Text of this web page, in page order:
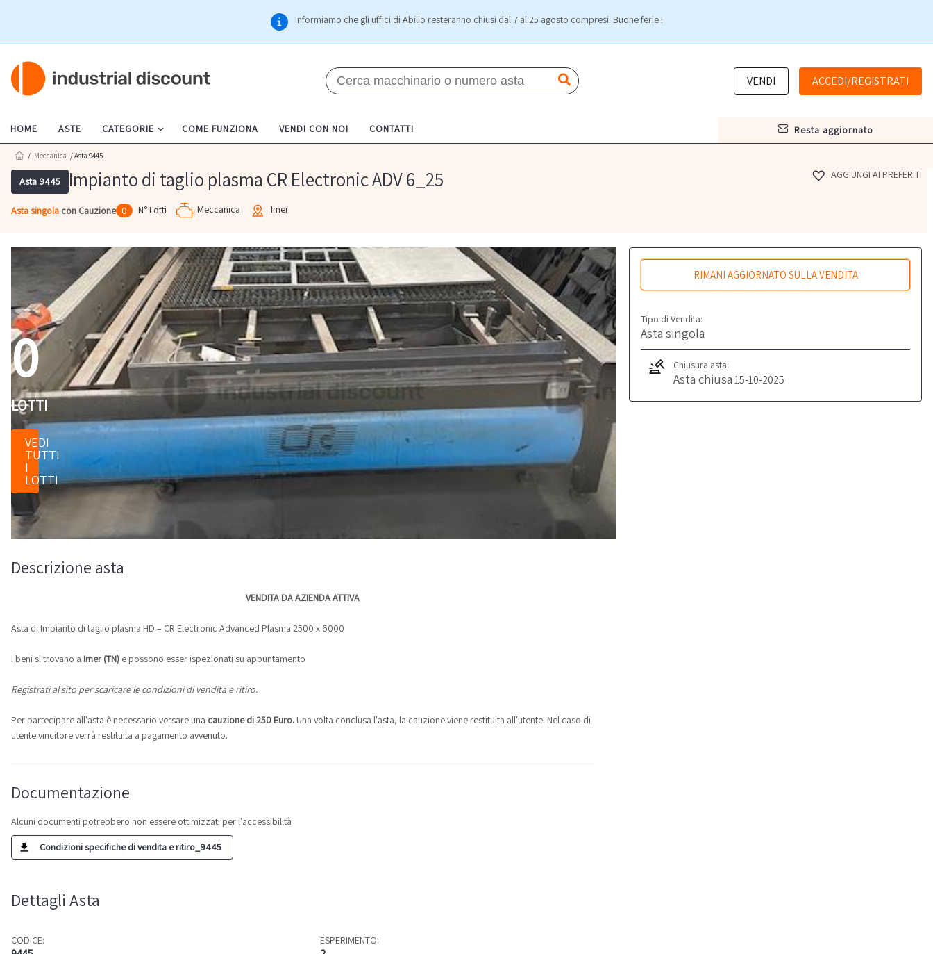
Informiamo che gli uffici di Abilio resteranno chiusi dal 7 al 25 agosto compresi. Buone ferie !
VENDI ACCEDI/REGISTRATI
HOME ASTE CATEGORIE COME FUNZIONA VENDI CON NOI CONTATTI resta aggiornato
/ Meccanica / Asta 9445
Asta 9445 Impianto di taglio plasma CR Electronic ADV 6_25
Asta singola con Cauzione 0 N° Lotti Meccanica Imer
AGGIUNGI AI PREFERITI
0
LOTTI
VEDI
TUTTI
I
LOTTI
RIMANI AGGIORNATO SULLA VENDITA
Tipo di Vendita:
Asta singola
Chiusura asta:
Asta chiusa 15-10-2025
Descrizione asta
VENDITA DA AZIENDA ATTIVA
Asta di Impianto di taglio plasma HD – CR Electronic Advanced Plasma 2500 x 6000
I beni si trovano a Imer (TN) e possono esser ispezionati su appuntamento
Registrati al sito per scaricare le condizioni di vendita e ritiro.
Per partecipare all'asta è necessario versare una cauzione di 250 Euro. Una volta conclusa l'asta, la cauzione viene restituita all'utente. Nel caso di
utente vincitore verrà restituita a pagamento avvenuto.
Documentazione
Alcuni documenti potrebbero non essere ottimizzati per l'accessibilità
Condizioni specifiche di vendita e ritiro_9445
Dettagli Asta
CODICE: ESPERIMENTO: